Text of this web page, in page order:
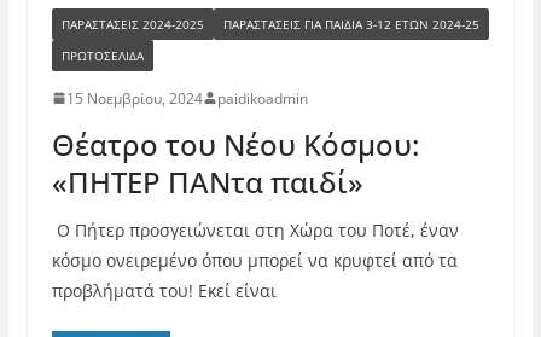
ΠΑΡΑΣΤΆΣΕΙΣ 2024-2025
ΠΑΡΑΣΤΆΣΕΙΣ ΓΙΑ ΠΑΙΔΙΆ 3-12 ΕΤΏΝ 2024-25
ΠΡΩΤΟΣΕΛΙΔΑ
15 Νοεμβρίου, 2024 paidikoadmin
Θέατρο του Νέου Κόσμου:
«ΠΗΤΕΡ ΠΑΝτα παιδί»
Ο Πήτερ προσγειώνεται στη Χώρα του Ποτέ, έναν
κόσμο ονειρεμένο όπου μπορεί να κρυφτεί από τα
προβλήματά του! Εκεί είναι